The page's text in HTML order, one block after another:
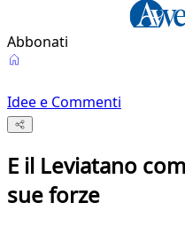
Abbonati
Idee e Commenti
E il Leviatano
sue forze